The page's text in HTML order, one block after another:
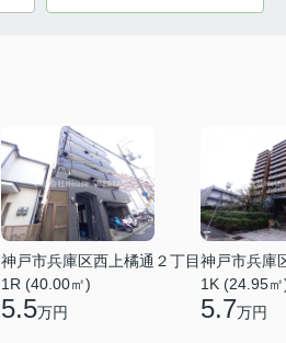
神戸市兵庫区西上橘通２丁目
1R (40.00㎡)
5.5万円
神戸市兵庫
1K (24.95
5.7万円